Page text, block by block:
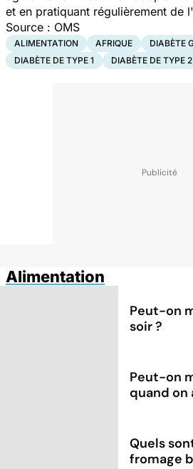
et en pratiquant régulièrement de
Source : OMS
ALIMENTATION AFRIQUE
DIABÈTE
DIABÈTE DE TYPE 1
DIABÈTE DE TYPE 2
Alimentation
Peut-on
soir ?
Peut-on
quand on
Quels
fromage